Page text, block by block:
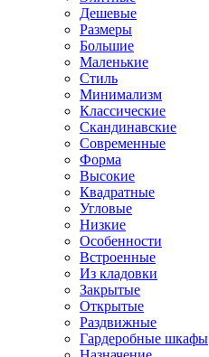
Дешевые
Размеры
Большие
Маленькие
Стиль
Минимализм
Классические
Скандинавские
Современные
Форма
Высокие
Квадратные
Угловые
Низкие
Особенности
Встроенные
Из кладовки
Закрытые
Открытые
Раздвижные
Гардеробные шкафы